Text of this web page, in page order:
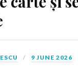
9 JUNE 2026